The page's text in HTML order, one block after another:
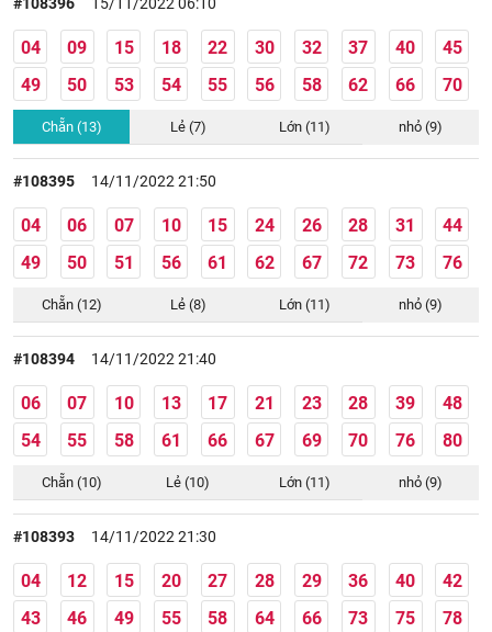
04 09 15 18 22 30 32 37 40
45
49
50 53 54 55 56 58 62 66 70
Chẵn (13) Lẻ (7) Lớn (11) nhỏ (9)
#108395 14/11/2022 21:50
04 06 07 10 15 24 26 28 31
44
49
50 51 56 61 62 67 72 73 76
Chẵn (12) Lẻ (8) Lớn (11) nhỏ (9)
#108394 14/11/2022 21:40
06 07 10 13 17 21 23 28 39
48
54
55 58 61 66 67 69 70 76 80
Chẵn (10) Lẻ (10) Lớn (11) nhỏ (9)
#108393 14/11/2022 21:30
04 12 15 20 27 28 29 36 40
42
43
46 49 55 58 64 66 73 75 78